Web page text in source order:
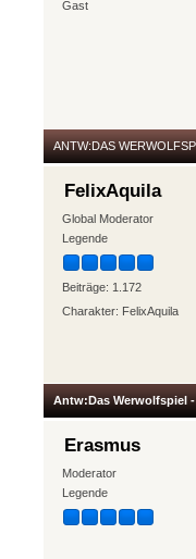
Gast
ANTW:DAS
FelixAquila
Global Moderator
Legende
Beiträge: 1.172
Charakter: FelixAquila
Antw:Das Werwolfspiel
Erasmus
Moderator
Legende